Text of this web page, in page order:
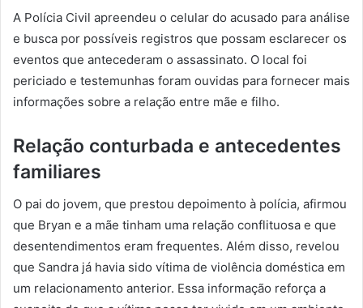
A Polícia Civil apreendeu o celular do acusado para análise
e busca por possíveis registros que possam esclarecer os
eventos que antecederam o assassinato. O local foi
periciado e testemunhas foram ouvidas para fornecer mais
informações sobre a relação entre mãe e filho.
Relação conturbada e antecedentes
familiares
O pai do jovem, que prestou depoimento à polícia, afirmou
que Bryan e a mãe tinham uma relação conflituosa e que
desentendimentos eram frequentes. Além disso, revelou
que Sandra já havia sido vítima de violência doméstica em
um relacionamento anterior. Essa informação reforça a